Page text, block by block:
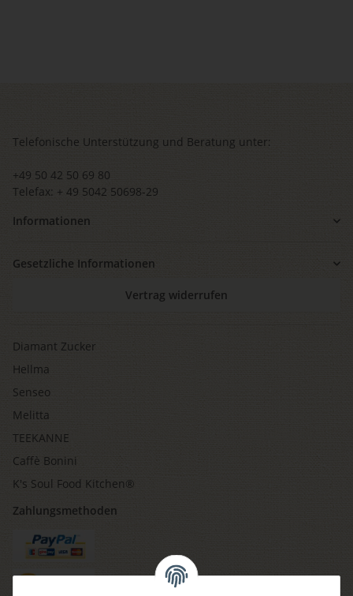
Telefonische Unterstützung und Beratung unter:
+49 50 42 50 69 80
Telefax: + 49 5042 50698-29
Informationen
Gesetzliche Informationen
Vertrag widerrufen
Diamant Zucker
Hellma
Senseo
Melitta
TEEKANNE
Caffè Bonini
K's Soul Food Kitchen®
Zahlungsmethoden